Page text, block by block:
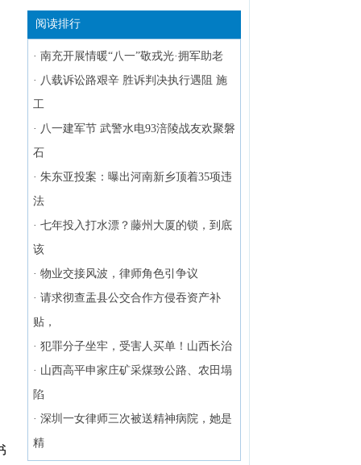
阅读排行
· 南充开展情暖“八一”敬戎光·拥军助老
· 八载诉讼路艰辛 胜诉判决执行遇阻 施
工
· 八一建军节 武警水电93涪陵战友欢聚磐
石
· 朱东亚投案：曝出河南新乡顶着35项违
法
· 七年投入打水漂？藤州大厦的锁，到底
该
· 物业交接风波，律师角色引争议
· 请求彻查盂县公交合作方侵吞资产补
贴，
· 犯罪分子坐牢，受害人买单！山西长治
· 山西高平申家庄矿采煤致公路、农田塌
陷
· 深圳一女律师三次被送精神病院，她是
精